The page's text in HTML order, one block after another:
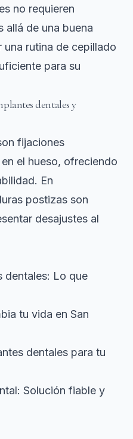
no requieren
allá de una buena
una rutina de cepillado
para su
dentales y
fijaciones
el hueso, ofreciendo
En
postizas son
desajustes al
dentales: Lo que
tu vida en San
dentales para tu
Solución fiable y